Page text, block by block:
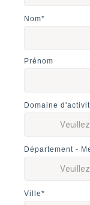
Nom*
Prénom
Domaine
Département -
Ville*